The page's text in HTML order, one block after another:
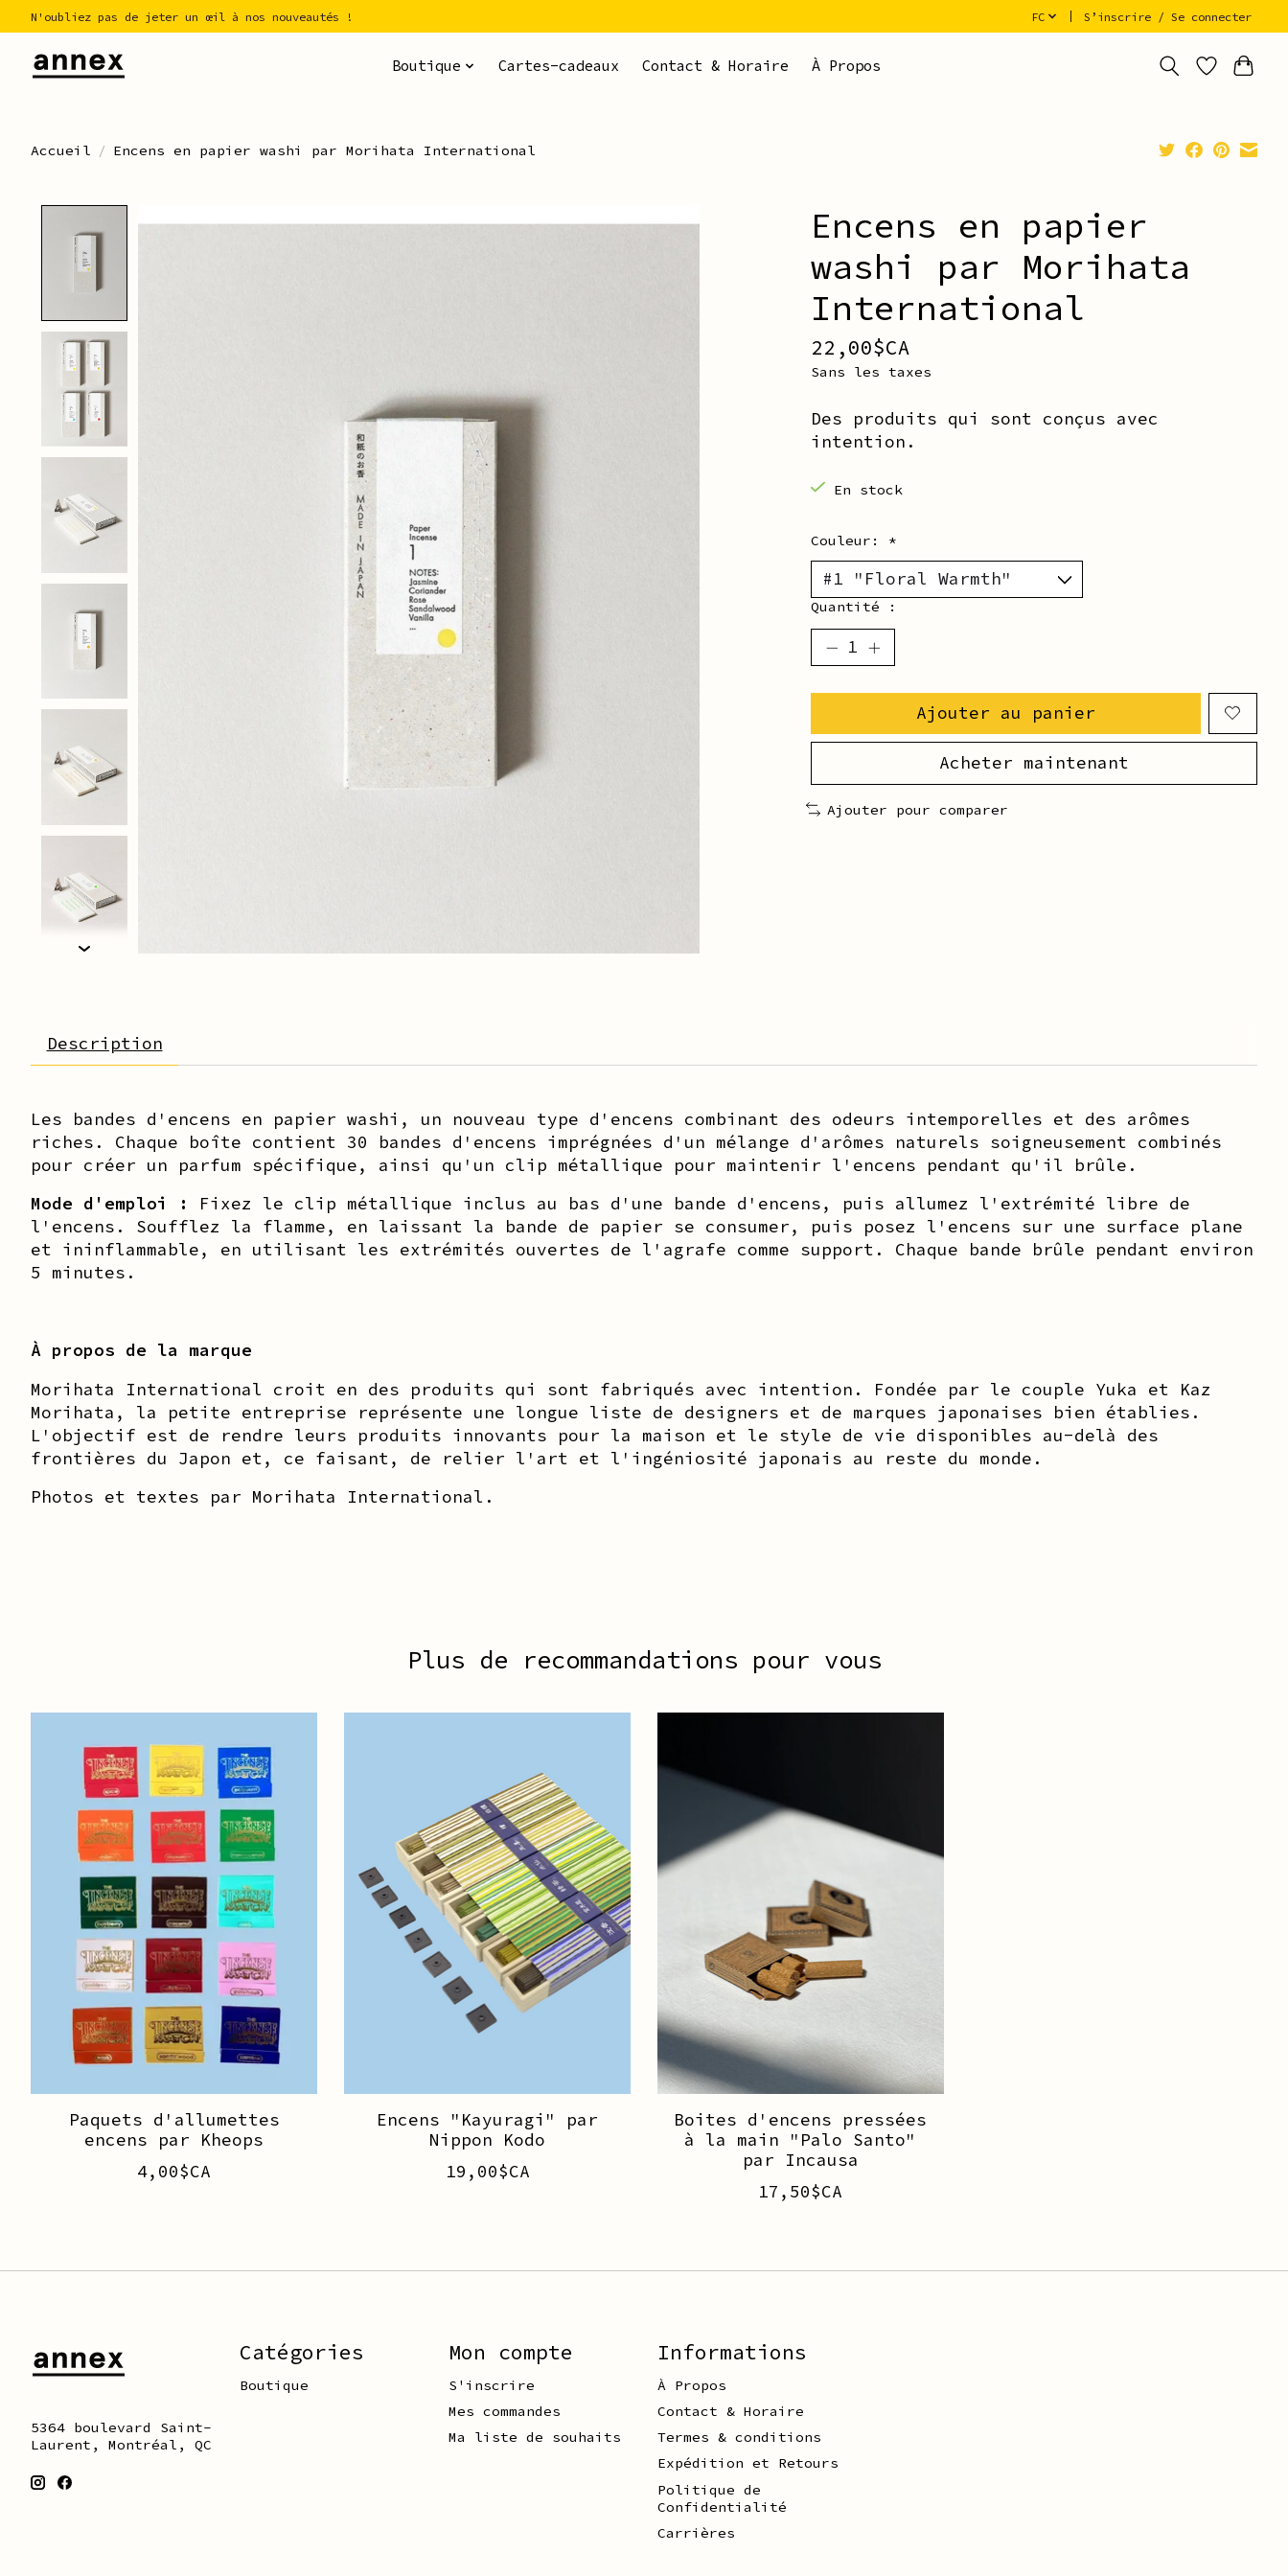
N'oubliez pas de jeter un œil à nos nouveautés ! FC S’inscrire / Se connecter
Boutique Cartes-cadeaux Contact & Horaire À Propos
Accueil / Encens en papier washi par Morihata International
Encens en papier
washi par Morihata
International
22,00$CA
Sans les taxes
Des produits qui sont conçus avec
intention.
En stock
Couleur: *
Quantité :
Ajouter au panier
Acheter maintenant
Ajouter pour comparer
Description
Les bandes d'encens en papier washi, un nouveau type d'encens combinant des odeurs intemporelles et des arômes
riches. Chaque boîte contient 30 bandes d'encens imprégnées d'un mélange d'arômes naturels soigneusement combinés
pour créer un parfum spécifique, ainsi qu'un clip métallique pour maintenir l'encens pendant qu'il brûle.
Mode d'emploi :
Fixez le clip métallique inclus au bas d'une bande d'encens, puis allumez l'extrémité libre de
l'encens. Soufflez la flamme, en laissant la bande de papier se consumer, puis posez l'encens sur une surface plane
et ininflammable, en utilisant les extrémités ouvertes de l'agrafe comme support. Chaque bande brûle pendant environ
5 minutes.
À propos de la marque
Morihata International croit en des produits qui sont fabriqués avec intention. Fondée par le couple Yuka et Kaz
Morihata, la petite entreprise représente une longue liste de designers et de marques japonaises bien établies.
L'objectif est de rendre leurs produits innovants pour la maison et le style de vie disponibles au-delà des
frontières du Japon et, ce faisant, de relier l'art et l'ingéniosité japonais au reste du monde.
Photos et textes par Morihata International.
Plus de recommandations pour vous
Paquets d'allumettes
encens par Kheops
4,00$CA
Encens "Kayuragi" par
Nippon Kodo
19,00$CA
Boites d'encens pressées
à la main "Palo Santo"
par Incausa
17,50$CA
5364 boulevard Saint-
Laurent, Montréal, QC
Catégories
Boutique
Mon compte
S'inscrire
Mes commandes
Ma liste de souhaits
Informations
À Propos
Contact & Horaire
Termes & conditions
Expédition et Retours
Politique de
Confidentialité
Carrières